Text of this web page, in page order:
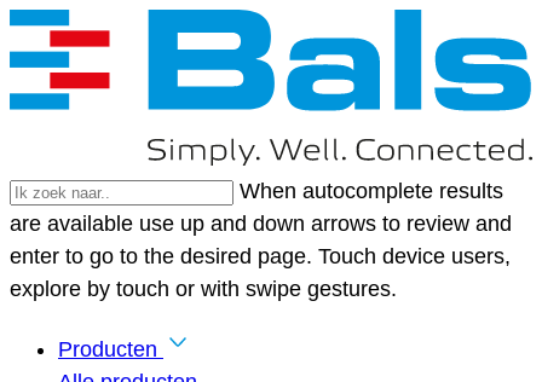
When autocomplete results
are available use up and down arrows to review and
enter to go to the desired page. Touch device users,
explore by touch or with swipe gestures.
Producten